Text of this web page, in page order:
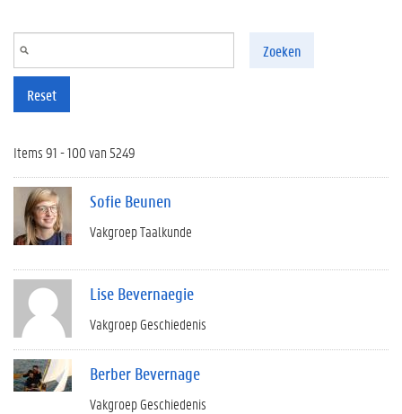
Zoeken
Reset
Items 91 - 100 van 5249
Sofie Beunen
Vakgroep Taalkunde
Lise Bevernaegie
Vakgroep Geschiedenis
Berber Bevernage
Vakgroep Geschiedenis